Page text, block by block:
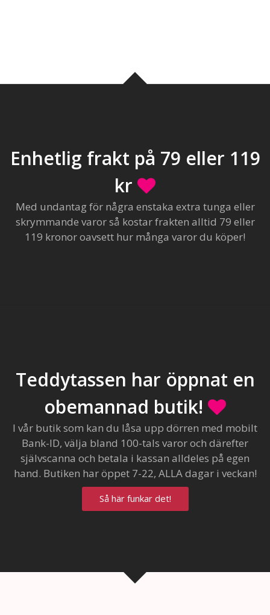
Enhetlig frakt på 79 eller 119
kr
Med undantag för några enstaka extra tunga eller
skrymmande varor så kostar frakten alltid 79 eller
119 kronor oavsett hur många varor du köper!
Teddytassen har öppnat en
obemannad butik!
I vår butik som kan du låsa upp dörren med mobilt
Bank-ID, välja bland 100-tals varor och därefter
självscanna och betala i kassan alldeles på egen
hand. Butiken har öppet 7-22, ALLA dagar i veckan!
Så här funkar det!